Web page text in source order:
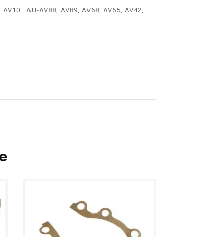
: AU-AV88, AV89, AV68, AV65, AV42,